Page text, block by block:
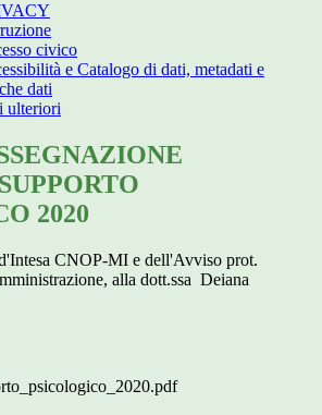
civico
e Catalogo di dati, metadati e
dati
ulteriori
2020
CNOP-MI e dell'Avviso prot.
alla dott.ssa Deiana